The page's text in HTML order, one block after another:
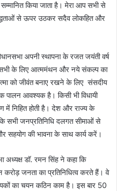
किया जाता है। मेरा आप सभी से
से ऊपर उठकर सदैव लोकहित और
अपनी स्थापना के रजत जयंती वर्ष
के लिए आत्ममंथन और नये संकल्प का
को जीवंत बनाए रखने के लिए संसदीय
आवश्यक है। किसी भी विधायी
में निहित होती है। देश और राज्य के
सभी जनप्रतिनिधि दलगत सीमाओं से
की भावना के साथ कार्य करें।
अध्यक्ष डॉ. रमन सिंह ने कहा कि
करोड़ जनता का प्रतिनिधित्व करते हैं। वे
का चयन कठिन काम है। इस बार 50